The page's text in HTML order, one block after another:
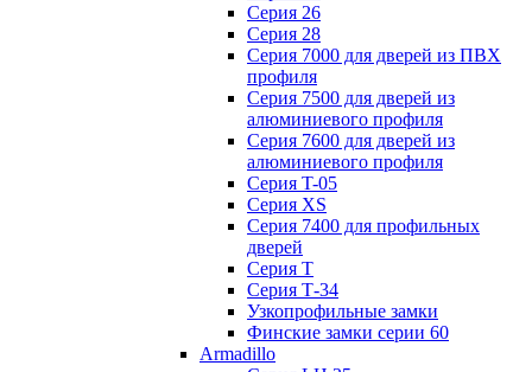
Серия 26
Серия 28
Серия 7000 для дверей из ПВХ
профиля
Серия 7500 для дверей из
алюминиевого профиля
Серия 7600 для дверей из
алюминиевого профиля
Серия T-05
Серия XS
Серия 7400 для профильных
дверей
Серия Т
Серия Т-34
Узкопрофильные замки
Финские замки серии 60
Armadillo